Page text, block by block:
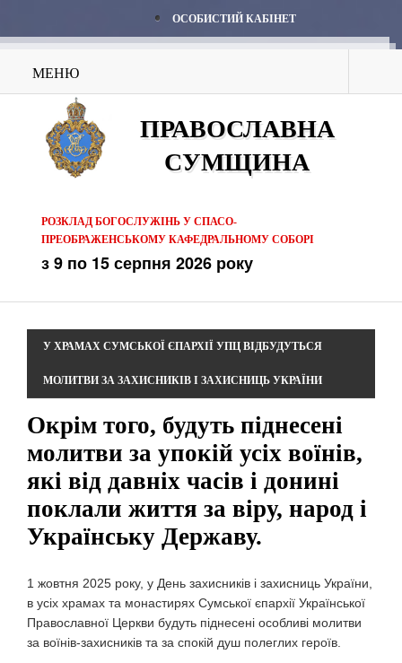
ОСОБИСТИЙ КАБІНЕТ
МЕНЮ
ПРАВОСЛАВНА
СУМЩИНА
РОЗКЛАД БОГОСЛУЖІНЬ У СПАСО-
ПРЕОБРАЖЕНСЬКОМУ КАФЕДРАЛЬНОМУ СОБОРІ
з 9 по 15 серпня 2026 року
У ХРАМАХ СУМСЬКОЇ ЄПАРХІЇ УПЦ ВІДБУДУТЬСЯ
МОЛИТВИ ЗА ЗАХИСНИКІВ І ЗАХИСНИЦЬ УКРАЇНИ
Окрім того, будуть піднесені
молитви за упокій усіх воїнів,
які від давніх часів і донині
поклали життя за віру, народ і
Українську Державу.
1 жовтня 2025 року, у День захисників і захисниць України,
в усіх храмах та монастирях Сумської єпархії Української
Православної Церкви будуть піднесені особливі молитви
за воїнів-захисників та за спокій душ полеглих героїв.